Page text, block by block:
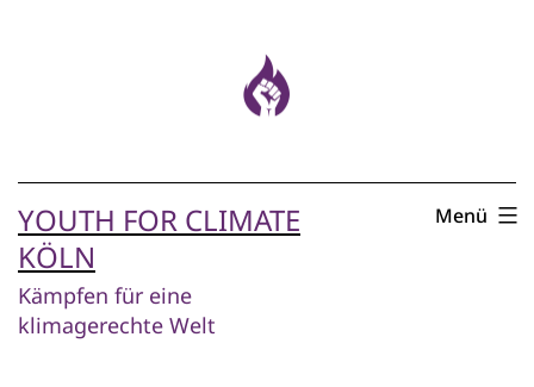
YOUTH FOR CLIMATE
KÖLN
Kämpfen für eine
klimagerechte Welt
Menü